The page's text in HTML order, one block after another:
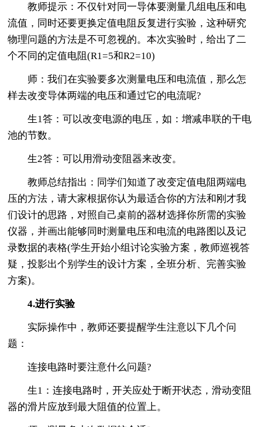
教师提示：不仅针对同一导体要测量几组电压和电
流值，同时还要更换定值电阻反复进行实验，这种研究
物理问题的方法是不可忽视的。本次实验时，给出了二
个不同的定值电阻(R1=5和R2=10)
师：我们在实验要多次测量电压和电流值，那么怎
样去改变导体两端的电压和通过它的电流呢?
生1答：可以改变电源的电压，如：增减串联的干电
池的节数。
生2答：可以用滑动变阻器来改变。
教师总结指出：同学们知道了改变定值电阻两端电
压的方法，请大家根据你认为最适合你的方法和刚才我
们设计的思路，对照自己桌前的器材选择你所需的实验
仪器，并画出能够同时测量电压和电流的电路图以及记
录数据的表格(学生开始小组讨论实验方案，教师巡视答
疑，投影出个别学生的设计方案，全班分析、完善实验
方案)。
4.进行实验
实际操作中，教师还要提醒学生注意以下几个问
题：
连接电路时要注意什么问题?
生1：连接电路时，开关应处于断开状态，滑动变阻
器的滑片应放到最大阻值的位置上。